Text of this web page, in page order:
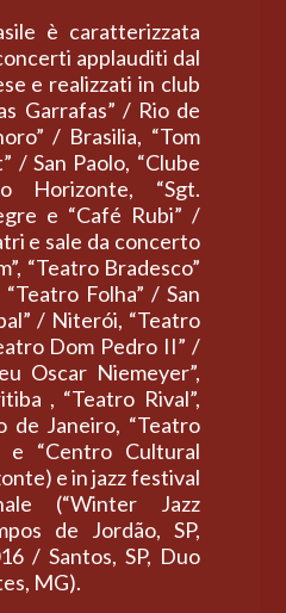
è caratterizzata
applauditi dal
e realizzati in club
Garrafas” / Rio de
/ Brasilia, “Tom
/ San Paolo, “Clube
Horizonte, “Sgt.
e “Café Rubi” /
e sale da concerto
“Teatro Bradesco”
Folha” / San
/ Niterói, “Teatro
Dom Pedro II” /
Oscar Niemeyer”,
, “Teatro Rival”,
de Janeiro, “Teatro
“Centro Cultural
e in jazz festival
(“Winter Jazz
de Jordão, SP,
/ Santos, SP, Duo
MG).